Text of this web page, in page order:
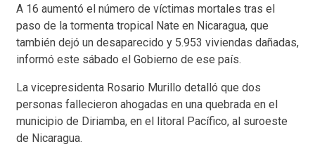
A 16 aumentó el número de víctimas mortales tras el
paso de la tormenta tropical Nate en Nicaragua, que
también dejó un desaparecido y 5.953 viviendas dañadas,
informó este sábado el Gobierno de ese país.
La vicepresidenta Rosario Murillo detalló que dos
personas fallecieron ahogadas en una quebrada en el
municipio de Diriamba, en el litoral Pacífico, al suroeste
de Nicaragua.